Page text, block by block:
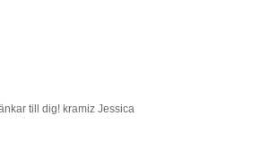
till dig! kramiz Jessica